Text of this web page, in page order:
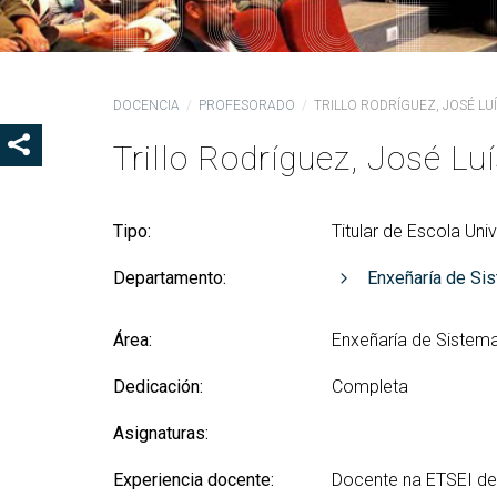
DOCENCIA PROFESORADO TRILLO RODRÍGUEZ, JOSÉ
Trillo Rodríguez, José
Tipo: Titular de Escola
Departamento: Enxeñaría de
Área: Enxeñaría de
Dedicación: Completa
Asignaturas:
Experiencia docente:
Docente na ETSEI
MOSTRAR OS BOTÓNS DE COMPARTIR